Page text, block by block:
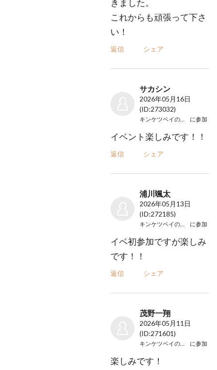
きました。
これからも頑張って下さ
い！
返信 シェア
サカシン
2026年05月16日
(ID:273032)
に参加
イベント楽しみです！！
返信 シェア
浦川颯太
2026年05月13日
(ID:272185)
に参加
イベ初参加ですが楽しみ
です！！
返信 シェア
茂野一翔
2026年05月11日
(ID:271601)
に参加
楽しみです！